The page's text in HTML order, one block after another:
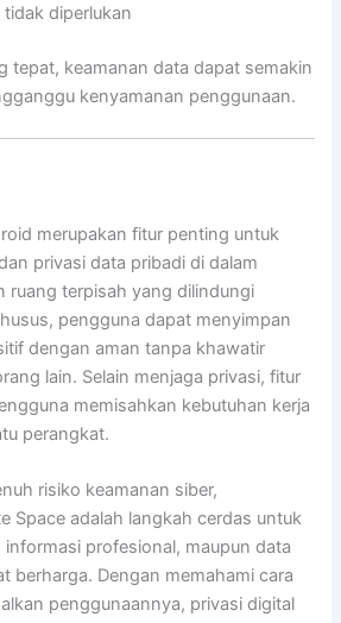
diperlukan
tepat, keamanan data dapat semakin
kenyamanan penggunaan.
merupakan fitur penting untuk
privasi data pribadi di dalam
ruang terpisah yang dilindungi
pengguna dapat menyimpan
dengan aman tanpa khawatir
lain. Selain menjaga privasi, fitur
memisahkan kebutuhan kerja
perangkat.
risiko keamanan siber,
Space adalah langkah cerdas untuk
profesional, maupun data
berharga. Dengan memahami cara
penggunaannya, privasi digital